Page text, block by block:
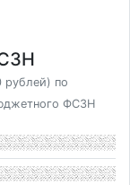
рублей) по
ФСЗН